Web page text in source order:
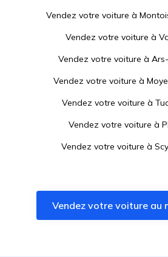
Vendez votre voiture à
Vendez votre voiture à
Vendez votre voiture à
Vendez votre voiture à
Vendez votre voiture à
Vendez votre voiture à
Vendez votre voiture à
Vendez votre voiture à
Vendez votre voiture à
Vendez votre voiture au